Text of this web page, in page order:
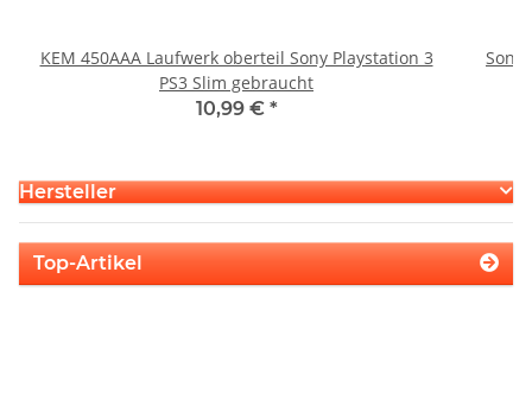
KEM 450AAA Laufwerk oberteil Sony Playstation 3
PS3 Slim gebraucht
10,99 € *
Sony
Hersteller
Top-Artikel